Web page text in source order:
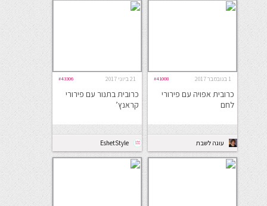
1 בנובמבר 2017 #41008
כרובית אפויה עם פירורי
לחם
עוגה לשבת
21 ביוני 2017 #43306
כרובית בתנור עם פירורי
קראנץ’
EshetStyle